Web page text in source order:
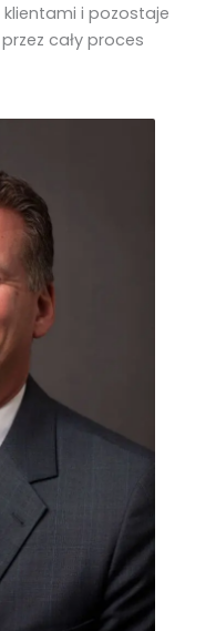
i pozostaje
cały proces